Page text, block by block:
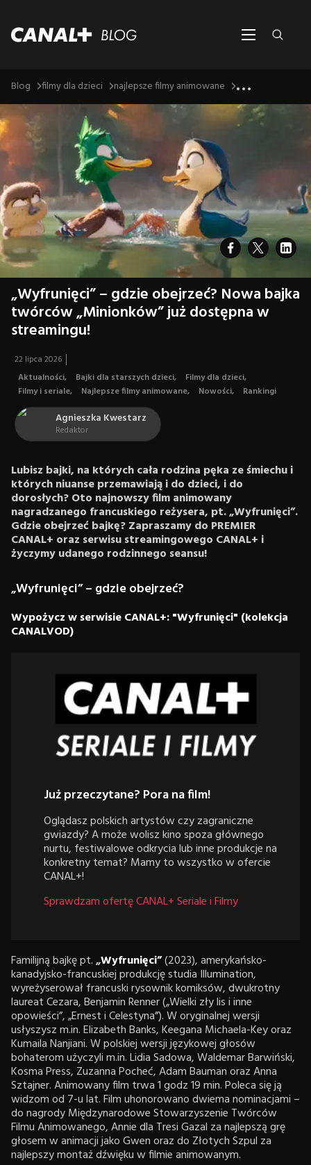
Blog filmy dla dzieci najlepsze filmy animowane ...
„Wyfrunięci” – gdzie obejrzeć? Nowa bajka
twórców „Minionków” już dostępna w
streamingu!
22 lipca 2026
Aktualności, Bajki dla starszych dzieci, Filmy dla dzieci,
Filmy i seriale, Najlepsze filmy animowane, Nowości, Rankingi
Agnieszka Kwestarz
Redaktor
Lubisz bajki, na których cała rodzina pęka ze śmiechu i
których niuanse przemawiają i do dzieci, i do
dorosłych? Oto najnowszy film animowany
nagradzanego francuskiego reżysera, pt. „Wyfrunięci”.
Gdzie obejrzeć bajkę? Zapraszamy do PREMIER
CANAL+ oraz serwisu streamingowego CANAL+ i
życzymy udanego rodzinnego seansu!
„Wyfrunięci” – gdzie obejrzeć?
Wypożycz w serwisie CANAL+: "Wyfrunięci" (kolekcja
CANALVOD)
Już przeczytane? Pora na film!
Oglądasz polskich artystów czy zagraniczne
gwiazdy? A może wolisz kino spoza głównego
nurtu, festiwalowe odkrycia lub inne produkcje na
konkretny temat? Mamy to wszystko w ofercie
CANAL+!
Sprawdzam ofertę CANAL+ Seriale i Filmy
Familijną bajkę pt.„Wyfrunięci”(2023), amerykańsko-
kanadyjsko-francuskiej produkcję studia Illumination,
wyreżyserował francuski rysownik komiksów, dwukrotny
laureat Cezara, Benjamin Renner („Wielki zły lis i inne
opowieści”, „Ernest i Celestyna”). W oryginalnej wersji
usłyszysz m.in. Elizabeth Banks, Keegana Michaela-Key oraz
Kumaila Nanjiani. W polskiej wersji językowej głosów
bohaterom użyczyli m.in. Lidia Sadowa, Waldemar Barwiński,
Kosma Press, Zuzanna Pocheć, Adam Bauman oraz Anna
Sztajner. Animowany film trwa 1 godz 19 min. Poleca się ją
widzom od 7-u lat. Film uhonorowano dwiema nominacjami –
do nagrody Międzynarodowe Stowarzyszenie Twórców
Filmu Animowanego, Annie dla Tresi Gazal za najlepszą grę
głosem w animacji jako Gwen oraz do Złotych Szpul za
najlepszy montaż dźwięku w filmie animowanym.